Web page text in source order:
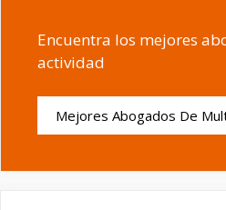
Encuentra los mejores
actividad
Mejores Abogados De